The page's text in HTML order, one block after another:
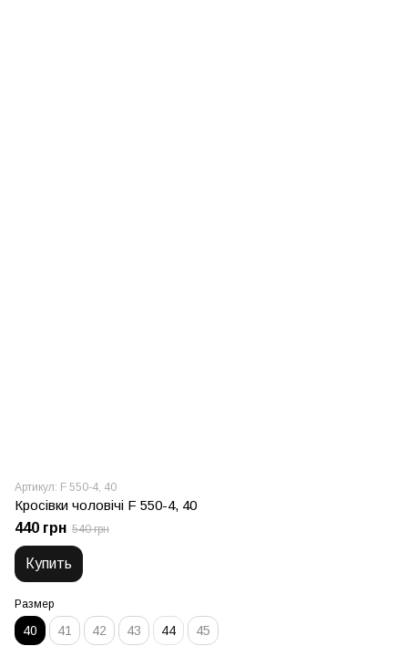
Артикул: F 550-4, 40
Кросівки чоловічі F 550-4, 40
440 грн 540 грн
Купить
Размер
40 41 42 43 44 45